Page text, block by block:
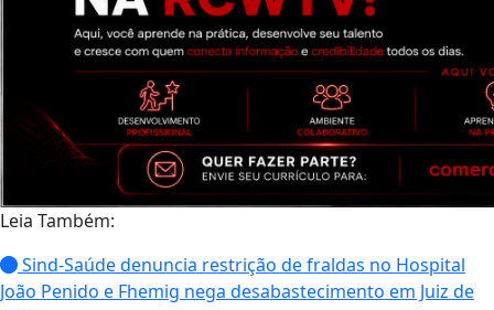
Leia Também:
Sind-Saúde denuncia restrição de fraldas no Hospital
João Penido e Fhemig nega desabastecimento em Juiz de